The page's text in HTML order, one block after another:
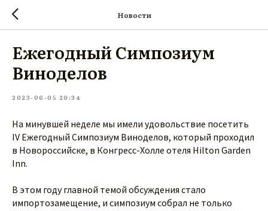
Новости
Ежегодный Симпозиум
Виноделов
2023-06-05 20:34
На минувшей неделе мы имели удовольствие посетить
IV Ежегодный Симпозиум Виноделов, который проходил
в Новороссийске, в Конгресс-Холле отеля Hilton Garden
Inn.
В этом году главной темой обсуждения стало
импортозамещение, и симпозиум собрал не только